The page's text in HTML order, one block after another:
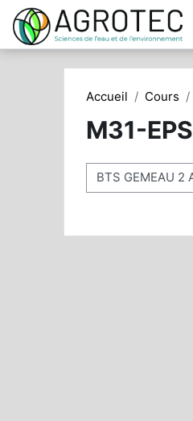
Passer au contenu principal
Accueil Cours
M31-EPS
Catégories de cours